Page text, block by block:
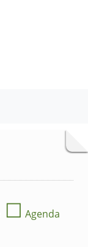
☐ Agenda